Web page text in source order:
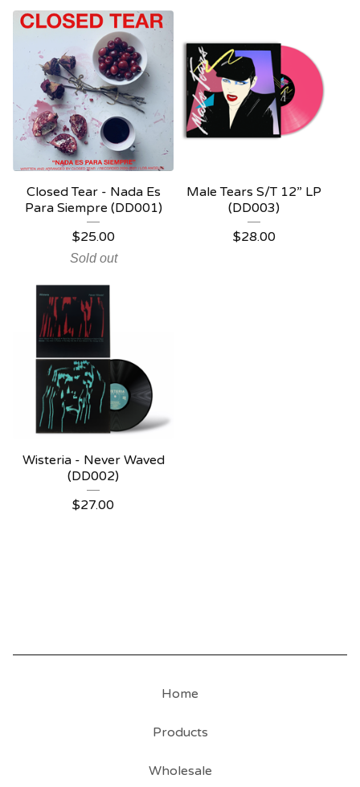
Closed Tear - Nada Es
Para Siempre (DD001)
$25.00
Sold out
Male Tears S/T 12” LP
(DD003)
$28.00
Wisteria - Never Waved
(DD002)
$27.00
Home
Products
Wholesale